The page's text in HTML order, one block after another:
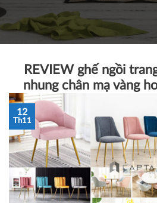
REVIEW ghế ngồi
nhung chân mạ vàng
12
Th11